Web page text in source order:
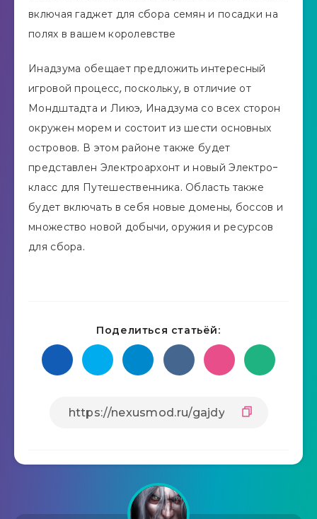
включая гаджет для сбора семян и посадки на
полях в вашем королевстве
Инадзума обещает предложить интересный
игровой процесс, поскольку, в отличие от
Мондштадта и Лиюэ, Инадзума со всех сторон
окружен морем и состоит из шести основных
островов. В этом районе также будет
представлен Электроархонт и новый Электро-
класс для Путешественника. Область также
будет включать в себя новые домены, боссов и
множество новой добычи, оружия и ресурсов
для сбора.
Поделиться статьёй: